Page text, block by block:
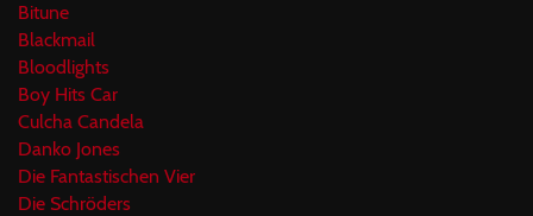
Bitune
Blackmail
Bloodlights
Boy Hits Car
Culcha Candela
Danko Jones
Die Fantastischen Vier
Die Schröders